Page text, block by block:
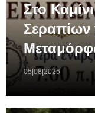
Στο
Σεραπίων
05|08|2026